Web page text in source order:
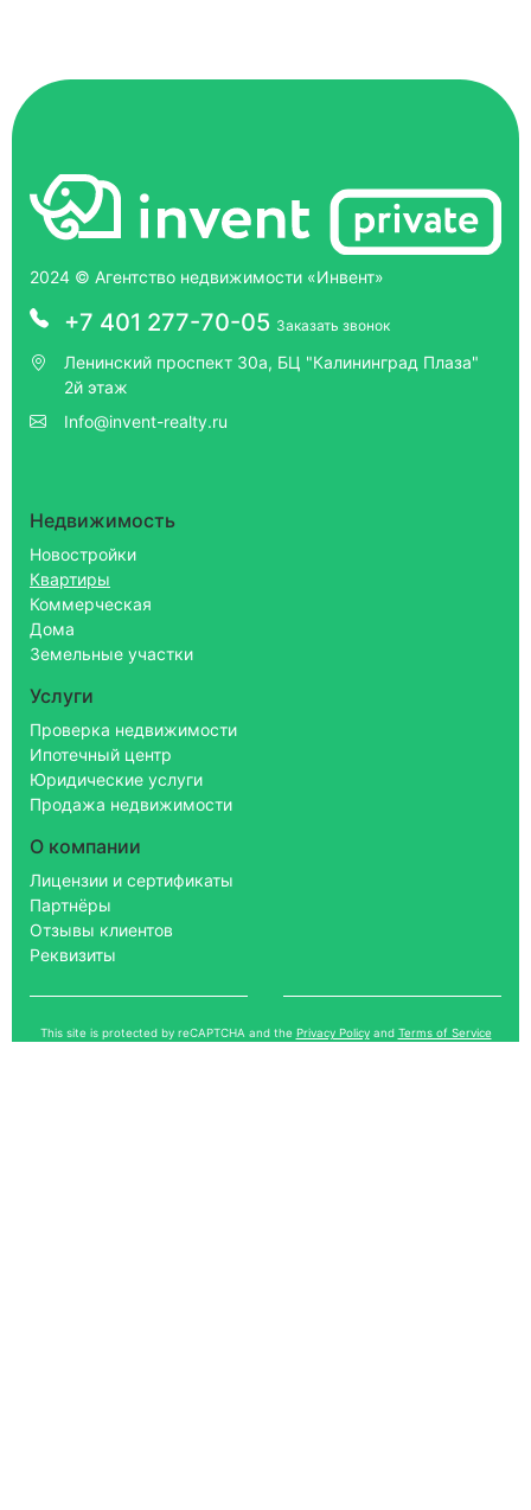
2024 © Агентство недвижимости «Инвент»
+7 401 277-70-05 Заказать звонок
Ленинский проспект 30а, БЦ "Калининград Плаза"
2й этаж
Info@invent-realty.ru
Недвижимость
Новостройки
Квартиры
Коммерческая
Дома
Земельные участки
Услуги
Проверка недвижимости
Ипотечный центр
Юридические услуги
Продажа недвижимости
О компании
Лицензии и сертификаты
Партнёры
Отзывы клиентов
Реквизиты
This site is protected by reCAPTCHA and the Privacy Policyand Terms of Service